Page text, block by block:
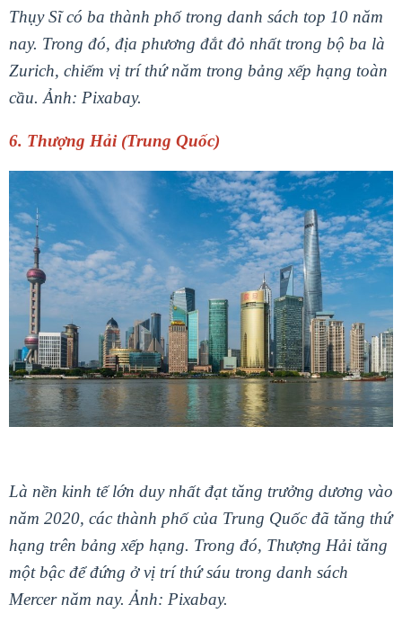
Thụy Sĩ có ba thành phố trong danh sách top 10 năm
nay. Trong đó, địa phương đắt đỏ nhất trong bộ ba là
Zurich, chiếm vị trí thứ năm trong bảng xếp hạng toàn
cầu. Ảnh: Pixabay.
6. Thượng Hải (Trung Quốc)
Là nền kinh tế lớn duy nhất đạt tăng trưởng dương vào
năm 2020, các thành phố của Trung Quốc đã tăng thứ
hạng trên bảng xếp hạng. Trong đó, Thượng Hải tăng
một bậc để đứng ở vị trí thứ sáu trong danh sách
Mercer năm nay. Ảnh: Pixabay.